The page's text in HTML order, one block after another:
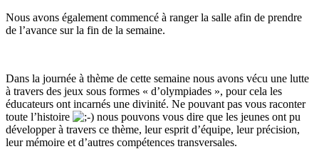
Nous avons également commencé à ranger la salle afin de prendre
de l’avance sur la fin de la semaine.
Dans la journée à thème de cette semaine nous avons vécu une lutte
à travers des jeux sous formes « d’olympiades », pour cela les
éducateurs ont incarnés une divinité. Ne pouvant pas vous raconter
toute l’histoire
nous pouvons vous dire que les jeunes ont pu
développer à travers ce thème, leur esprit d’équipe, leur précision,
leur mémoire et d’autres compétences transversales.